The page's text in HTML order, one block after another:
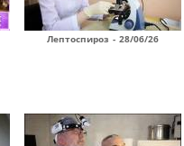
Лептоспироз - 28/06/26